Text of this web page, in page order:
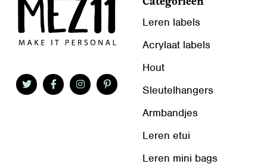
Leren labels
Acrylaat labels
Hout
Sleutelhangers
Armbandjes
Leren etui
Leren mini bags